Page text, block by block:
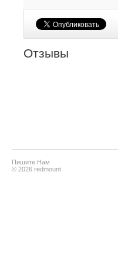
Отзывы
Пишите Нам
© 2026 redmount